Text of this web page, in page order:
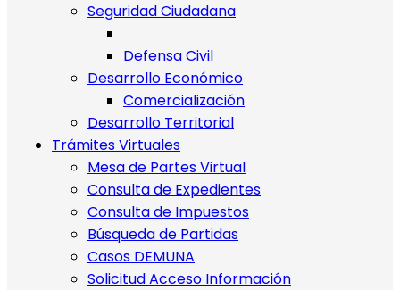
Seguridad Ciudadana
Defensa Civil
Desarrollo Económico
Comercialización
Desarrollo Territorial
Trámites Virtuales
Mesa de Partes Virtual
Consulta de Expedientes
Consulta de Impuestos
Búsqueda de Partidas
Casos DEMUNA
Solicitud Acceso Información